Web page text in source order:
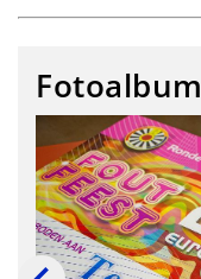
Fotoalbum